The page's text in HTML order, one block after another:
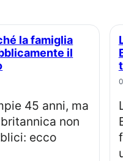
il
non
ecco
La
La